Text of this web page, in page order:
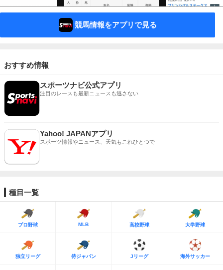
競馬情報をアプリで見る
おすすめ情報
スポーツナビ公式アプリ
注目のレースも最新ニュースも逃さない
Yahoo! JAPANアプリ
スポーツ情報やニュース、天気もこれひとつで
種目一覧
プロ野球 MLB 高校野球 大学野球
独立リーグ 侍ジャパン Jリーグ 海外サッカー